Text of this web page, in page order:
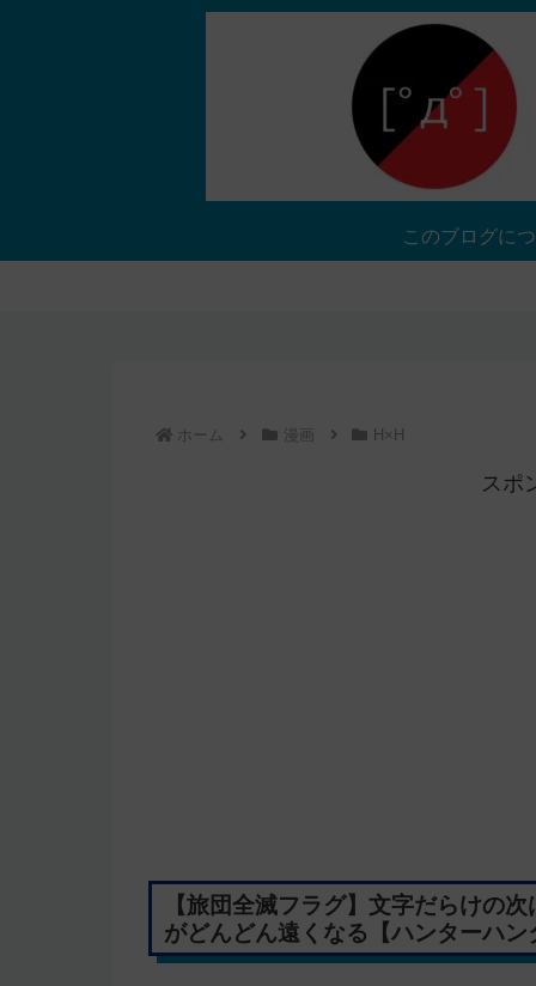
このブログに
ホーム 漫画 H×H
スポ
【旅団全滅フラグ】文字だらけの
がどんどん遠くなる【ハンターハ